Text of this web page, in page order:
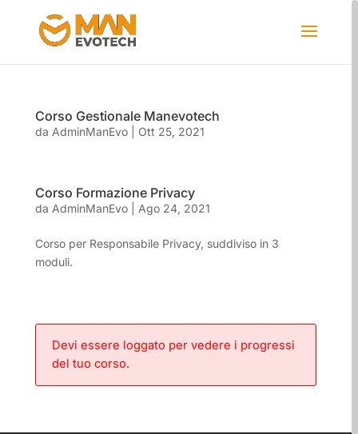
Corso Gestionale Manevotech
da AdminManEvo Ott 25, 2021
Corso Formazione Privacy
da AdminManEvo Ago 24, 2021
Corso per Responsabile Privacy, suddiviso in 3
moduli.
Devi essere loggato per vedere i progressi
del tuo corso.